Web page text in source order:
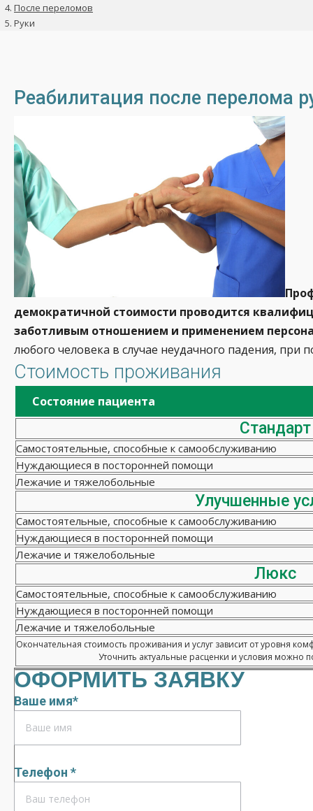
После переломов
Руки
Реабилитация после перелома
демократичной стоимости проводится
заботливым отношением и применением
любого человека в случае неудачного падения,
Стоимость проживания
Состояние пациента
Стандарт
Самостоятельные, способные к самообслуживанию
Нуждающиеся в посторонней помощи
Лежачие и тяжелобольные
Улучшенные
Самостоятельные, способные к самообслуживанию
Нуждающиеся в посторонней помощи
Лежачие и тяжелобольные
Люкс
Самостоятельные, способные к самообслуживанию
Нуждающиеся в посторонней помощи
Лежачие и тяжелобольные
Окончательная стоимость проживания и услуг зависит от уровня
Уточнить актуальные расценки и условия можно
ОФОРМИТЬ ЗАЯВКУ
Ваше имя*
Телефон *